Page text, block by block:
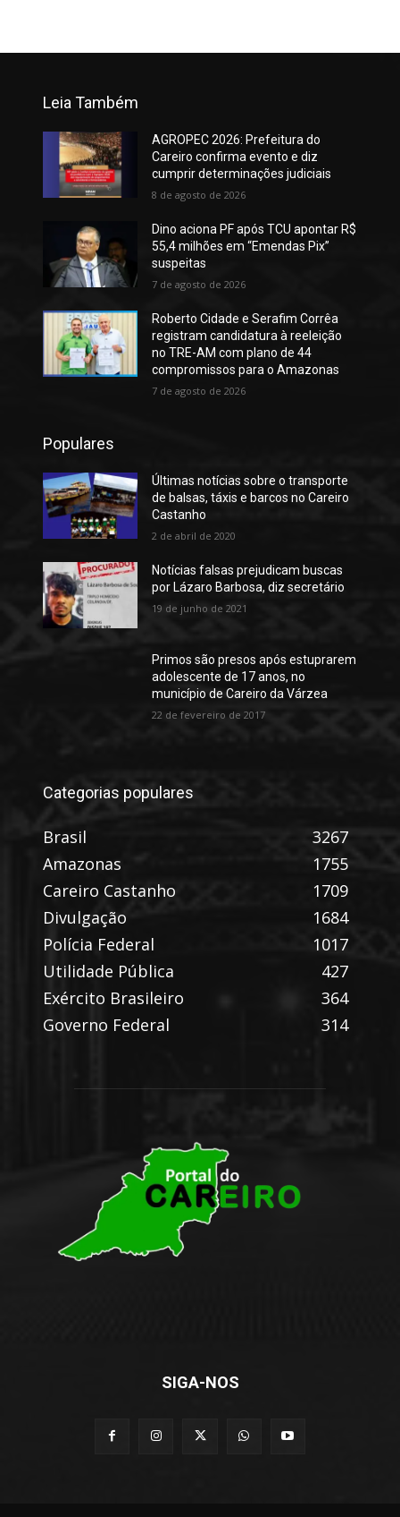
Leia Também
AGROPEC 2026: Prefeitura do
Careiro confirma evento e diz
cumprir determinações judiciais
8 de agosto de 2026
Dino aciona PF após TCU apontar R$
55,4 milhões em “Emendas Pix”
suspeitas
7 de agosto de 2026
Roberto Cidade e Serafim Corrêa
registram candidatura à reeleição
no TRE-AM com plano de 44
compromissos para o Amazonas
7 de agosto de 2026
Populares
Últimas notícias sobre o transporte
de balsas, táxis e barcos no Careiro
Castanho
2 de abril de 2020
Notícias falsas prejudicam buscas
por Lázaro Barbosa, diz secretário
19 de junho de 2021
Primos são presos após estuprarem
adolescente de 17 anos, no
município de Careiro da Várzea
22 de fevereiro de 2017
Categorias populares
Brasil
3267
Amazonas
1755
Careiro Castanho
1709
Divulgação
1684
Polícia Federal
1017
Utilidade Pública
427
Exército Brasileiro
364
Governo Federal
314
SIGA-NOS